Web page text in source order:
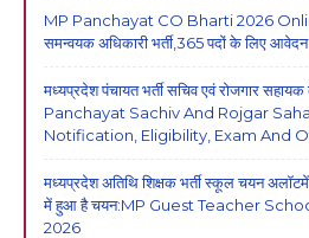
MP Panchayat CO Bharti 2026
समन्वयक अधिकारी भर्ती,365 पदों के लिए आवेदन
मध्यप्रदेश पंचायत भर्ती सचिव एवं रोजगार
Panchayat Sachiv And Rojgar
Notification, Eligibility, Exam And
मध्यप्रदेश अतिथि शिक्षक भर्ती स्कूल चयन
में हुआ है चयन:MP Guest Teacher
2026